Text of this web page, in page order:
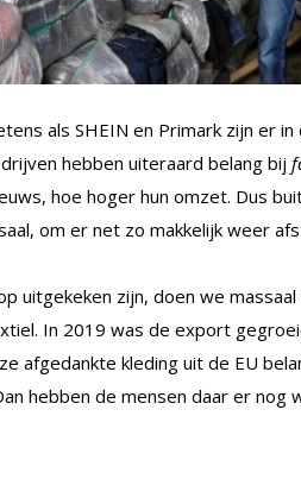
als SHEIN en Primark zijn er
hebben uiteraard belang bij
hoe hoger hun omzet. Dus
om er net zo makkelijk weer
uitgekeken zijn, doen we
In 2019 was de export
afgedankte kleding uit de EU
hebben de mensen daar er nog